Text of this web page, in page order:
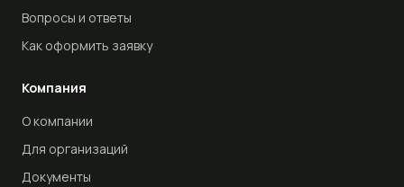
Вопросы и ответы
Как оформить заявку
Компания
О компании
Для организаций
Документы